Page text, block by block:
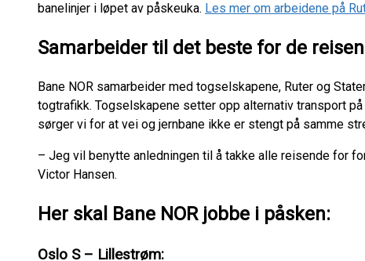
banelinjer i løpet av påskeuka. Les mer om arbeidene på
Samarbeider til det beste for de
Bane NOR samarbeider med togselskapene, Ruter og
togtrafikk. Togselskapene setter opp alternativ transport
sørger vi for at vei og jernbane ikke er stengt på samme
– Jeg vil benytte anledningen til å takke alle reisende for
Victor Hansen.
Her skal Bane NOR jobbe i påsken:
Oslo S – Lillestrøm: